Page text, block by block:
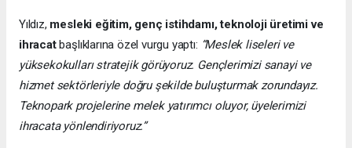
Yıldız, mesleki eğitim, genç istihdamı, teknoloji üretimi ve
ihracatbaşlıklarına özel vurgu yaptı: “Meslek liseleri ve
yüksekokulları stratejik görüyoruz. Gençlerimizi sanayi ve
hizmet sektörleriyle doğru şekilde buluşturmak zorundayız.
Teknopark projelerine melek yatırımcı oluyor, üyelerimizi
ihracata yönlendiriyoruz.”